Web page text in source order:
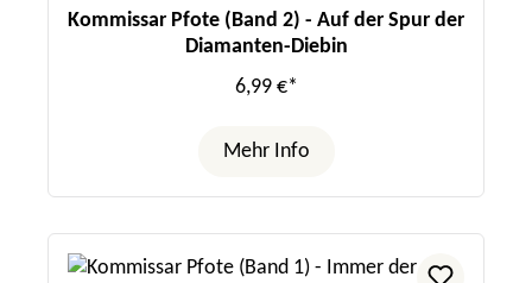
Kommissar Pfote (Band 2) - Auf der Spur der
Diamanten-Diebin
6,99 €*
Mehr Info